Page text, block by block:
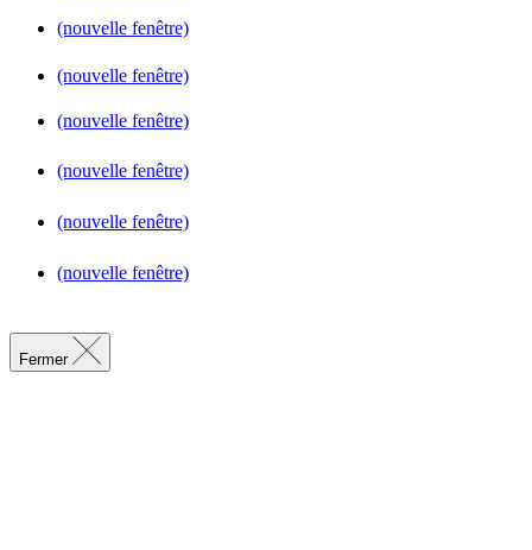
(nouvelle fenêtre)
(nouvelle fenêtre)
(nouvelle fenêtre)
(nouvelle fenêtre)
(nouvelle fenêtre)
(nouvelle fenêtre)
Fermer